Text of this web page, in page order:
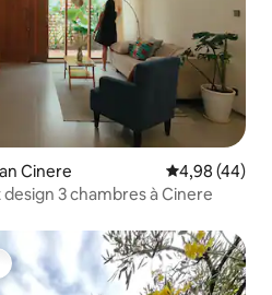
Cinere Évaluation
4,98 (44)
3 chambres à Cinere